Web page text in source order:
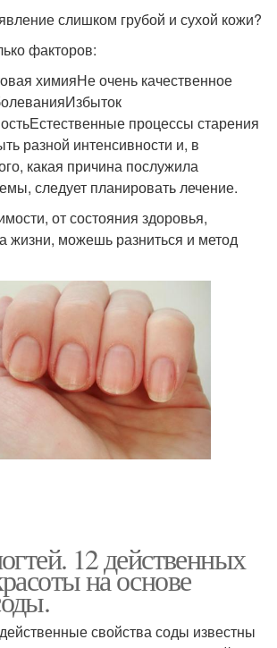
слишком грубой и сухой кожи?
факторов:
химияНе очень качественное
процессы старения
разной интенсивности и, в
какая причина послужила
следует планировать лечение.
от состояния здоровья,
жизни, можешь разниться и метод
12 действенных
на основе
свойства соды известны